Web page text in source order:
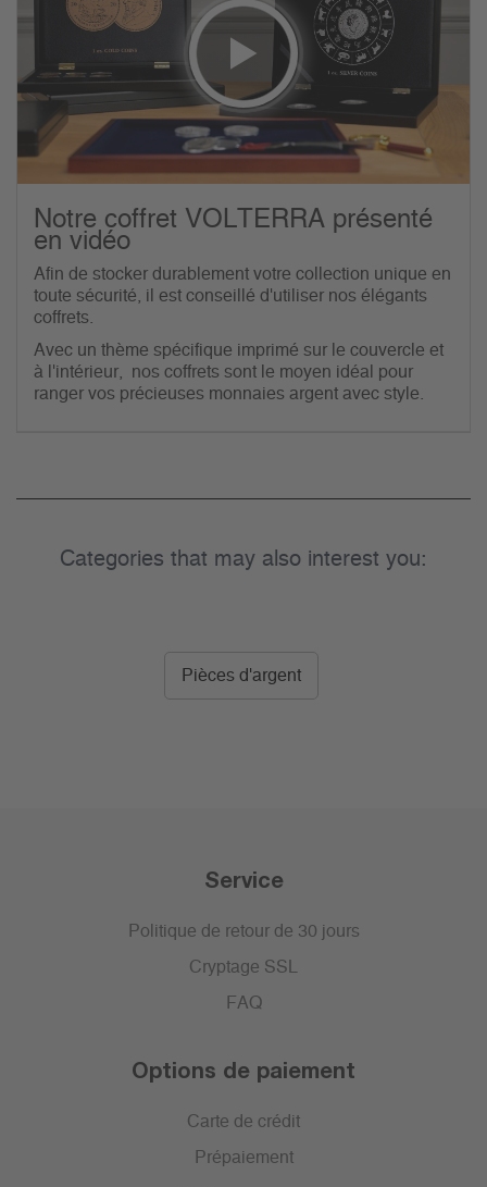
Notre coffret VOLTERRA présenté
en vidéo
Afin de stocker durablement votre collection unique en
toute sécurité, il est conseillé d'utiliser nos élégants
coffrets.
Avec un thème spécifique imprimé sur le couvercle et
à l'intérieur, nos coffrets sont le moyen idéal pour
ranger vos précieuses monnaies argent avec style.
Categories that may also interest you:
Pièces d'argent
Service
Politique de retour de 30 jours
Cryptage SSL
FAQ
Options de paiement
Carte de crédit
Prépaiement